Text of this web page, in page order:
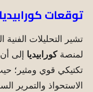
توقعات كورابيديا
تشير التحليلات الفنية
لمنصةكورابيديا إلى
تكتيكي قوي ومثير؛
الاستحواذ والتمرير